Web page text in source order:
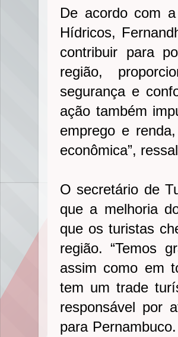
De acordo com
Hídricos,
contribuir para
região,
segurança e
ação também
emprego e
econômica”,
O secretário de
que a melhoria
que os turistas
região. “Temos
assim como em
tem um trade
responsável por
para